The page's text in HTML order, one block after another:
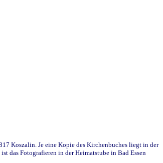
Koszalin. Je eine Kopie des Kirchenbuches liegt in der
das Fotografieren in der Heimatstube in Bad Essen